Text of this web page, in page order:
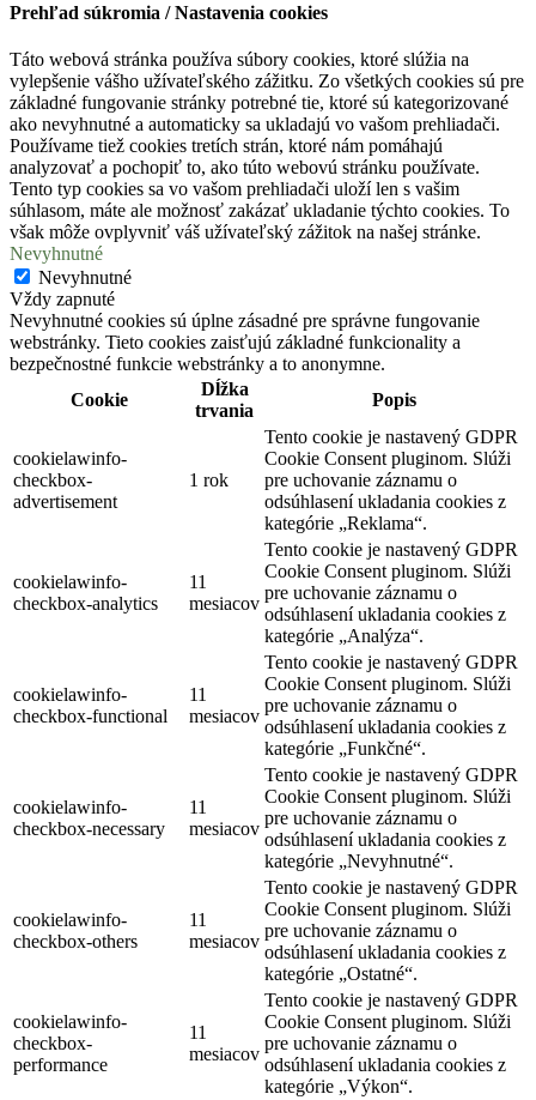
Prehľad súkromia / Nastavenia cookies
Táto webová stránka používa súbory cookies, ktoré slúžia na
vylepšenie vášho užívateľského zážitku. Zo všetkých cookies sú pre
základné fungovanie stránky potrebné tie, ktoré sú kategorizované
ako nevyhnutné a automaticky sa ukladajú vo vašom prehliadači.
Používame tiež cookies tretích strán, ktoré nám pomáhajú
analyzovať a pochopiť to, ako túto webovú stránku používate.
Tento typ cookies sa vo vašom prehliadači uloží len s vašim
súhlasom, máte ale možnosť zakázať ukladanie týchto cookies. To
však môže ovplyvniť váš užívateľský zážitok na našej stránke.
Nevyhnutné
Nevyhnutné
Vždy zapnuté
Nevyhnutné cookies sú úplne zásadné pre správne fungovanie
webstránky. Tieto cookies zaisťujú základné funkcionality a
bezpečnostné funkcie webstránky a to anonymne.
Cookie
Dĺžka
trvania
Popis
cookielawinfo-
checkbox-
advertisement
1 rok
Tento cookie je nastavený GDPR
Cookie Consent pluginom. Slúži
pre uchovanie záznamu o
odsúhlasení ukladania cookies z
kategórie „Reklama“.
cookielawinfo-
checkbox-analytics
11
mesiacov
Tento cookie je nastavený GDPR
Cookie Consent pluginom. Slúži
pre uchovanie záznamu o
odsúhlasení ukladania cookies z
kategórie „Analýza“.
cookielawinfo-
checkbox-functional
11
mesiacov
Tento cookie je nastavený GDPR
Cookie Consent pluginom. Slúži
pre uchovanie záznamu o
odsúhlasení ukladania cookies z
kategórie „Funkčné“.
cookielawinfo-
checkbox-necessary
11
mesiacov
Tento cookie je nastavený GDPR
Cookie Consent pluginom. Slúži
pre uchovanie záznamu o
odsúhlasení ukladania cookies z
kategórie „Nevyhnutné“.
cookielawinfo-
checkbox-others
11
mesiacov
Tento cookie je nastavený GDPR
Cookie Consent pluginom. Slúži
pre uchovanie záznamu o
odsúhlasení ukladania cookies z
kategórie „Ostatné“.
cookielawinfo-
checkbox-
performance
11
mesiacov
Tento cookie je nastavený GDPR
Cookie Consent pluginom. Slúži
pre uchovanie záznamu o
odsúhlasení ukladania cookies z
kategórie „Výkon“.